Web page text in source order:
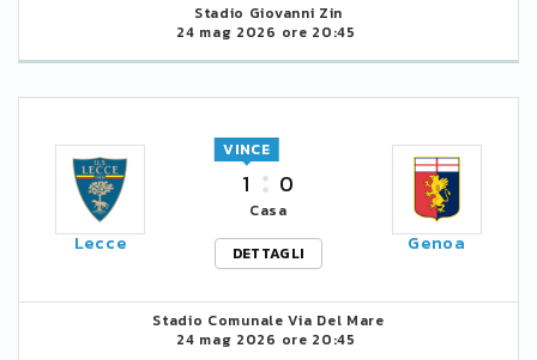
Stadio Giovanni Zin
24 mag 2026 ore 20:45
Lecce
1
VINCE
0
Casa
DETTAGLI
Genoa
Stadio Comunale Via Del Mare
24 mag 2026 ore 20:45